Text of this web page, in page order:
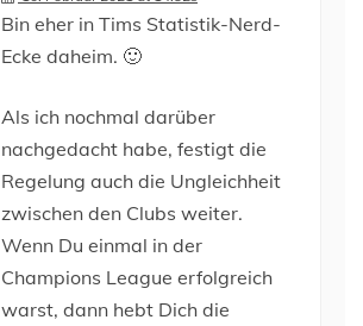
Bin eher in Tims Statistik-Nerd-
Ecke daheim. 🙂
Als ich nochmal darüber
nachgedacht habe, festigt die
Regelung auch die Ungleichheit
zwischen den Clubs weiter.
Wenn Du einmal in der
Champions League erfolgreich
warst, dann hebt Dich die